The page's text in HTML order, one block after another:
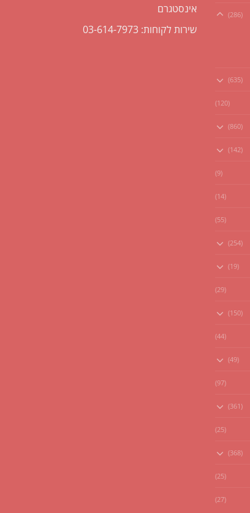
(286)
(635)
(120)
(860)
(142)
(9)
(14)
(55)
(254)
(19)
(29)
(150)
(44)
(49)
(97)
(361)
(25)
(368)
(25)
(27)
אינסטגרם
שירות לקוחות: 03-614-7973